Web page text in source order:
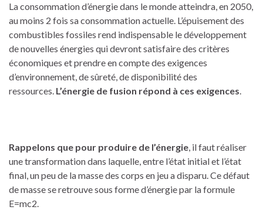
La consommation d’énergie dans le monde atteindra, en 2050,
au moins 2 fois sa consommation actuelle. L’épuisement des
combustibles fossiles rend indispensable le développement
de nouvelles énergies qui devront satisfaire des critères
économiques et prendre en compte des exigences
d’environnement, de sûreté, de disponibilité des
ressources. L’énergie de fusion répond à ces exigences.
Rappelons que pour produire de l’énergie, il faut réaliser
une transformation dans laquelle, entre l’état initial et l’état
final, un peu de la masse des corps en jeu a disparu. Ce défaut
de masse se retrouve sous forme d’énergie par la formule
E=mc2.